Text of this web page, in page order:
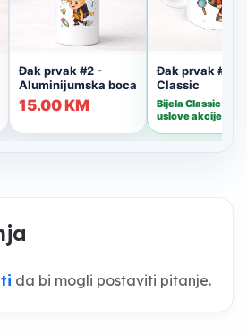
da bi mogli postaviti pitanje.